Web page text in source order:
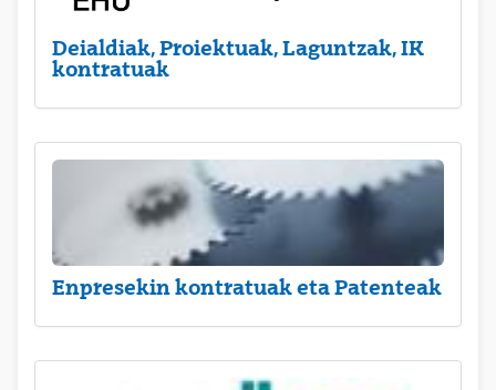
Deialdiak, Proiektuak, Laguntzak, IK
kontratuak
Enpresekin kontratuak eta Patenteak